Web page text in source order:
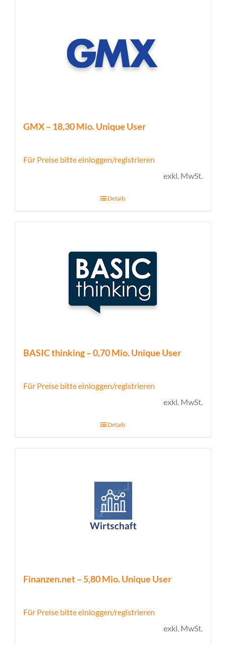
GMX – 18,30 Mio. Unique User
Für Preise bitte einloggen/registrieren
exkl. MwSt.
Details
BASIC thinking – 0,70 Mio. Unique User
Für Preise bitte einloggen/registrieren
exkl. MwSt.
Details
Finanzen.net – 5,80 Mio. Unique User
Für Preise bitte einloggen/registrieren
exkl. MwSt.